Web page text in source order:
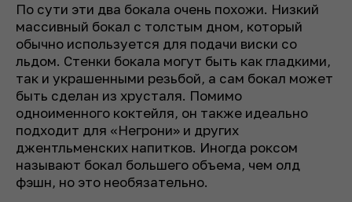
По сути эти два бокала очень похожи. Низкий
массивный бокал с толстым дном, который
обычно используется для подачи виски со
льдом. Стенки бокала могут быть как гладкими,
так и украшенными резьбой, а сам бокал может
быть сделан из хрусталя. Помимо
одноименного коктейля, он также идеально
подходит для «Негрони» и других
джентльменских напитков. Иногда роксом
называют бокал большего объема, чем олд
фэшн, но это необязательно.